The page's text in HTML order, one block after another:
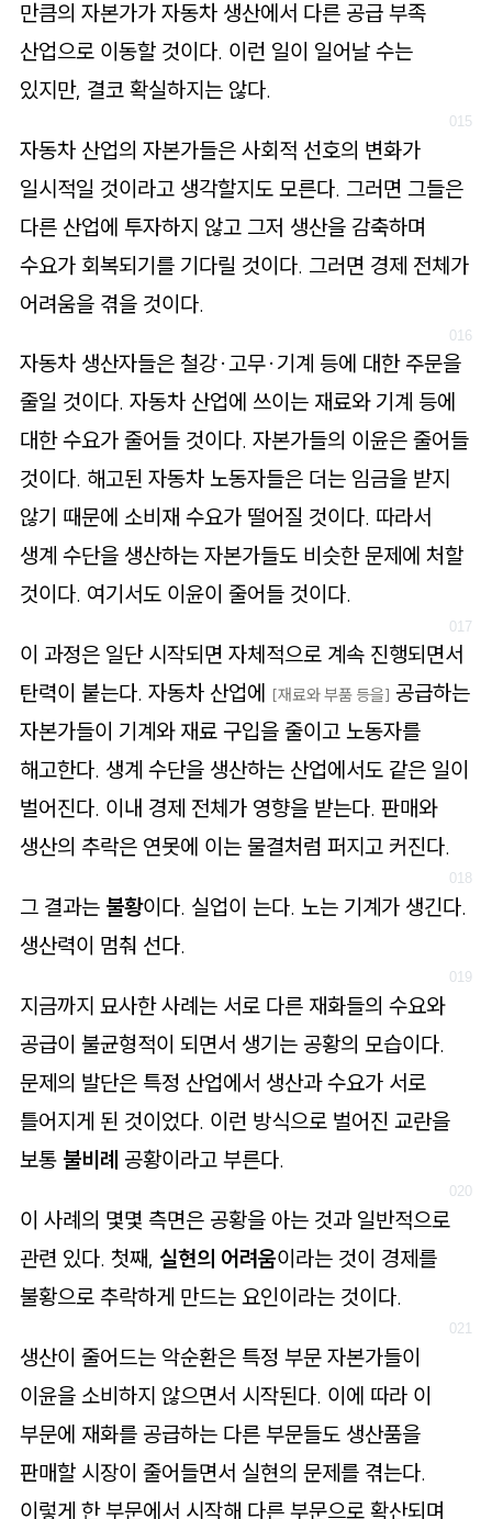
만큼의 자본가가 자동차 생산에서 다른 공급 부족
산업으로 이동할 것이다. 이런 일이 일어날 수는
있지만, 결코 확실하지는 않다.
자동차 산업의 자본가들은 사회적 선호의 변화가
일시적일 것이라고 생각할지도 모른다. 그러면 그들은
다른 산업에 투자하지 않고 그저 생산을 감축하며
수요가 회복되기를 기다릴 것이다. 그러면 경제 전체가
어려움을 겪을 것이다.
자동차 생산자들은 철강·고무·기계 등에 대한 주문을
줄일 것이다. 자동차 산업에 쓰이는 재료와 기계 등에
대한 수요가 줄어들 것이다. 자본가들의 이윤은 줄어들
것이다. 해고된 자동차 노동자들은 더는 임금을 받지
않기 때문에 소비재 수요가 떨어질 것이다. 따라서
생계 수단을 생산하는 자본가들도 비슷한 문제에 처할
것이다. 여기서도 이윤이 줄어들 것이다.
이 과정은 일단 시작되면 자체적으로 계속 진행되면서
탄력이 붙는다. 자동차 산업에
[재료와 부품 등을] 공급하는
자본가들이 기계와 재료 구입을 줄이고 노동자를
해고한다. 생계 수단을 생산하는 산업에서도 같은 일이
벌어진다. 이내 경제 전체가 영향을 받는다. 판매와
생산의 추락은 연못에 이는 물결처럼 퍼지고 커진다.
그 결과는 불황이다. 실업이 는다. 노는 기계가 생긴다.
생산력이 멈춰 선다.
지금까지 묘사한 사례는 서로 다른 재화들의 수요와
공급이 불균형적이 되면서 생기는 공황의 모습이다.
문제의 발단은 특정 산업에서 생산과 수요가 서로
틀어지게 된 것이었다. 이런 방식으로 벌어진 교란을
보통 불비례 공황이라고 부른다.
이 사례의 몇몇 측면은 공황을 아는 것과 일반적으로
관련 있다. 첫째, 실현의 어려움이라는 것이 경제를
불황으로 추락하게 만드는 요인이라는 것이다.
생산이 줄어드는 악순환은 특정 부문 자본가들이
이윤을 소비하지 않으면서 시작된다. 이에 따라 이
부문에 재화를 공급하는 다른 부문들도 생산품을
판매할 시장이 줄어들면서 실현의 문제를 겪는다.
이렇게 한 부문에서 시작해 다른 부문으로 확산되며